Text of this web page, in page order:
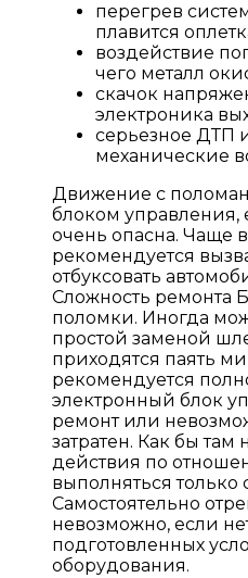
перегрев
плавится
воздействие
чего металл
скачок
электроника
серьезное ДТП
механические
Движение с
блоком управления,
очень опасна. Чаще
рекомендуется
отбуксовать
Сложность ремонта
поломки. Иногда
простой заменой
приходятся паять
рекомендуется
электронный блок
ремонт или
затратен. Как бы там
действия по
выполняться только
Самостоятельно
невозможно, если
подготовленных
оборудования.